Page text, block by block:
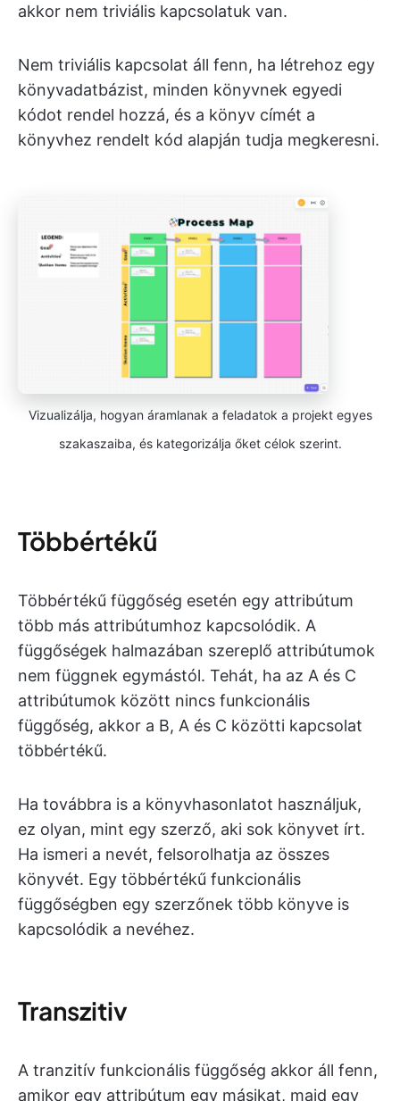
akkor nem triviális kapcsolatuk van.
Nem triviális kapcsolat áll fenn, ha létrehoz egy
könyvadatbázist, minden könyvnek egyedi
kódot rendel hozzá, és a könyv címét a
könyvhez rendelt kód alapján tudja megkeresni.
Vizualizálja, hogyan áramlanak a feladatok a projekt egyes
szakaszaiba, és kategorizálja őket célok szerint.
Többértékű
Többértékű függőség esetén egy attribútum
több más attribútumhoz kapcsolódik. A
függőségek halmazában szereplő attribútumok
nem függnek egymástól. Tehát, ha az A és C
attribútumok között nincs funkcionális
függőség, akkor a B, A és C közötti kapcsolat
többértékű.
Ha továbbra is a könyvhasonlatot használjuk,
ez olyan, mint egy szerző, aki sok könyvet írt.
Ha ismeri a nevét, felsorolhatja az összes
könyvét. Egy többértékű funkcionális
függőségben egy szerzőnek több könyve is
kapcsolódik a nevéhez.
Transzitiv
A tranzitív funkcionális függőség akkor áll fenn,
amikor egy attribútum egy másikat, majd egy